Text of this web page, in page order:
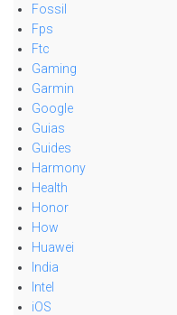
Fossil
Fps
Ftc
Gaming
Garmin
Google
Guias
Guides
Harmony
Health
Honor
How
Huawei
India
Intel
iOS